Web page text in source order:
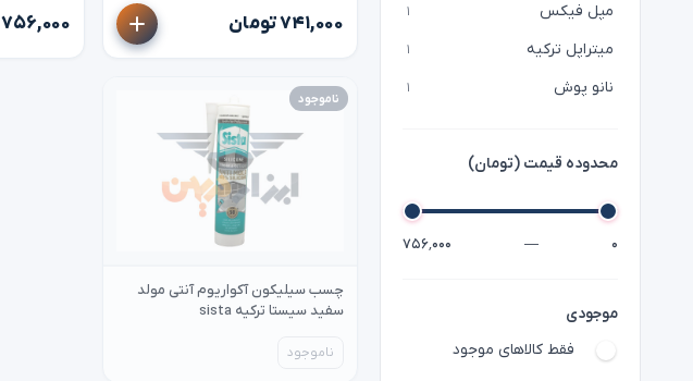
مپل فیکس ۱
میتراپل ترکیه ۱
نانو پوش ۱
محدوده قیمت (تومان)
۰ — ۷۵۶٬۰۰۰
موجودی
فقط کالاهای موجود
۷۴۱,۰۰۰ تومان ۷۵۶,۰۰۰ تومان
ناموجود
چسب سیلیکون آکواریوم آنتی مولد
سفید سیستا ترکیه sista
ناموجود